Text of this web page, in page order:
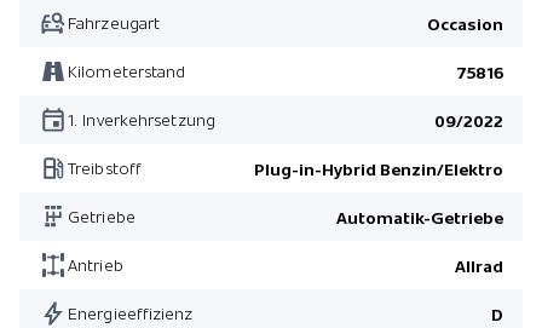
Leichtmetallräder 19" British Spoke
Sitzbezüge in Leder Lounge/ Exclusive
Fahrzeugart Occasion
Kilometerstand 75816
1. Inverkehrsetzung 09/2022
Treibstoff Plug-in-Hybrid Benzin/Elektro
Getriebe Automatik-Getriebe
Antrieb Allrad
Energieeffizienz D